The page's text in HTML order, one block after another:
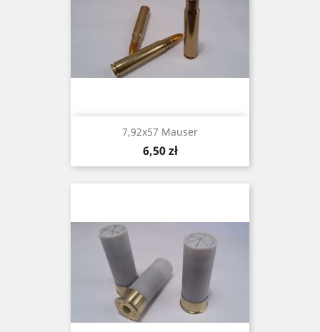
7,92x57 Mauser
Cena
6,50 zł